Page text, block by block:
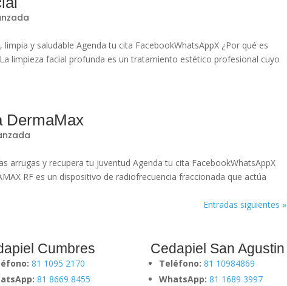
y saludable Agenda tu cita FacebookWhatsAppX ¿Por qué es
limpieza facial profunda es un tratamiento estético profesional cuyo
DermaMax
arrugas y recupera tu juventud Agenda tu cita FacebookWhatsAppX
RF es un dispositivo de radiofrecuencia fraccionada que actúa
Entradas siguientes »
Cumbres
81 1095 2170
81 8669 8455
Cedapiel San Agustin
Teléfono: 81 10984869
WhatsApp: 81 1689 3997